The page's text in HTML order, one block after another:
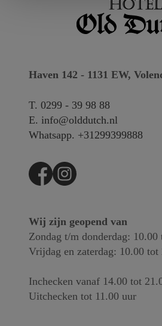
Haven 142 - 1131 EW,
T. 0299 - 39 98 88
E. info@olddutch.nl
Whatsapp. +31299399888
Wij zijn geopend van
Zondag t/m donderdag:
Vrijdag en zaterdag: 10.00 tot
Inchecken vanaf 14.00 tot
Uitchecken tot 11.00 uur